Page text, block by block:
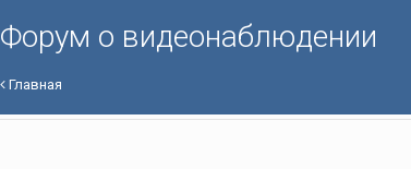
Форум о видеонаблюдении
Главная